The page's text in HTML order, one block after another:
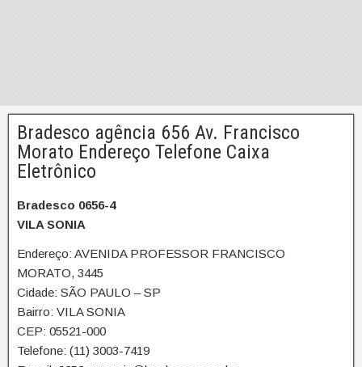
Bradesco agência 656 Av. Francisco
Morato Endereço Telefone Caixa
Eletrônico
Bradesco 0656-4
VILA SONIA
Endereço: AVENIDA PROFESSOR FRANCISCO
MORATO, 3445
Cidade: SÃO PAULO – SP
Bairro: VILA SONIA
CEP: 05521-000
Telefone: (11) 3003-7419